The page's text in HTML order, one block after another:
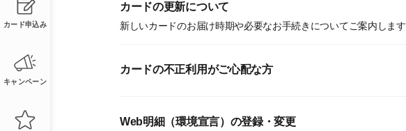
カードの更新について
新しいカードのお届け時期や必要なお手続きについてご案内します
カードの不正利用がご心配な方
Web明細（環境宣言）の登録・変更
カード申込み
キャンペーン